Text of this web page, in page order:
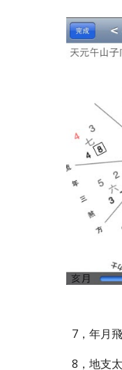
7，年月
8，地支